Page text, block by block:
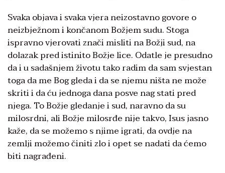
Svaka objava i svaka vjera neizostavno govore o
neizbježnom i končanom Božjem sudu. Stoga
ispravno vjerovati znači misliti na Božji sud, na
dolazak pred istinito Božje lice. Odatle je presudno
da i u sadašnjem životu tako radim da sam svjestan
toga da me Bog gleda i da se njemu ništa ne može
skriti i da ću jednoga dana posve nag stati pred
njega. To Božje gledanje i sud, naravno da su
milosrdni, ali Božje milosrđe nije takvo, Isus jasno
kaže, da se možemo s njime igrati, da ovdje na
zemlji možemo činiti zlo i opet se nadati da ćemo
biti nagrađeni.